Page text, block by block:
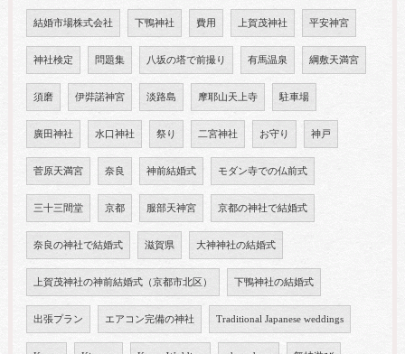
結婚市場株式会社 下鴨神社 費用 上賀茂神社 平安神宮
神社検定 問題集 八坂の塔で前撮り 有馬温泉 綱敷天満宮
須磨 伊弉諾神宮 淡路島 摩耶山天上寺 駐車場
廣田神社 水口神社 祭り 二宮神社 お守り 神戸
菅原天満宮 奈良 神前結婚式 モダン寺での仏前式
三十三間堂 京都 服部天神宮 京都の神社で結婚式
奈良の神社で結婚式 滋賀県 大神神社の結婚式
上賀茂神社の神前結婚式（京都市北区） 下鴨神社の結婚式
出張プラン エアコン完備の神社 Traditional Japanese weddings